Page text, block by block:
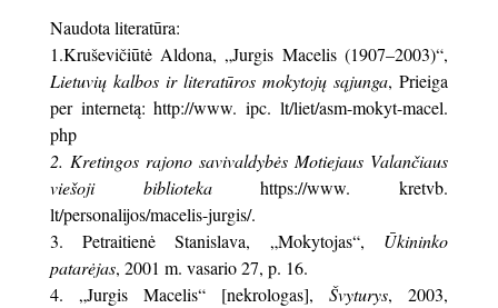
Naudota literatūra:
1.Kruševičiūtė Aldona, „Jurgis Macelis (1907–2003)“,
Lietuvių kalbos ir literatūros mokytojų sąjunga, Prieiga
per internetą: http://www. ipc. lt/liet/asm-mokyt-macel.
php
2. Kretingos rajono savivaldybės Motiejaus Valančiaus
viešoji bibliotekahttps://www. kretvb.
lt/personalijos/macelis-jurgis/.
3. Petraitienė Stanislava, „Mokytojas“, Ūkininko
patarėjas, 2001 m. vasario 27, p. 16.
4. „Jurgis Macelis“ [nekrologas],Švyturys, 2003,